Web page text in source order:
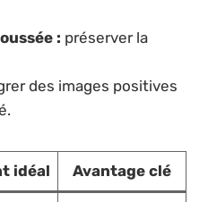
: préserver la
des images positives
idéal Avantage clé